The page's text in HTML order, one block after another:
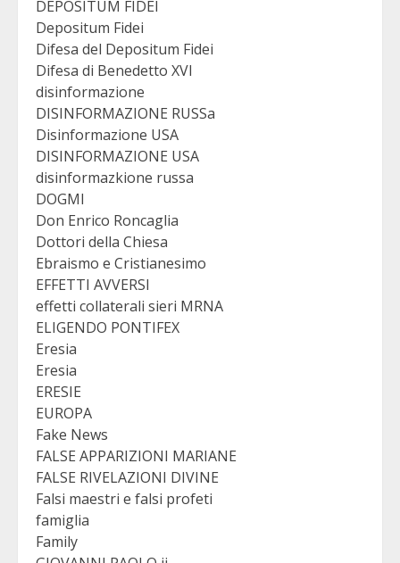
DEPOSITUM FIDEI
Depositum Fidei
Difesa del Depositum Fidei
Difesa di Benedetto XVI
disinformazione
DISINFORMAZIONE RUSSa
Disinformazione USA
DISINFORMAZIONE USA
disinformazkione russa
DOGMI
Don Enrico Roncaglia
Dottori della Chiesa
Ebraismo e Cristianesimo
EFFETTI AVVERSI
effetti collaterali sieri MRNA
ELIGENDO PONTIFEX
Eresia
Eresia
ERESIE
EUROPA
Fake News
FALSE APPARIZIONI MARIANE
FALSE RIVELAZIONI DIVINE
Falsi maestri e falsi profeti
famiglia
Family